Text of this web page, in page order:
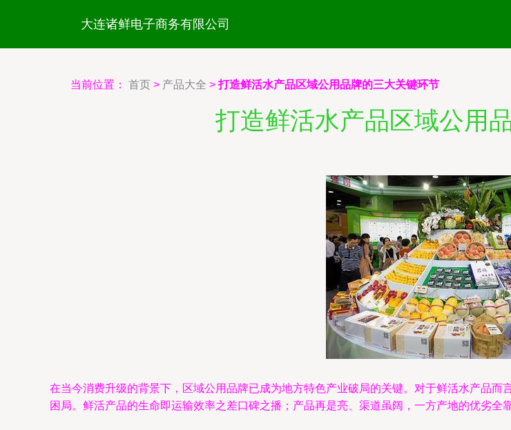
大连诸鲜电子商务有限公司
当前位置： 首页 > 产品大全 > 打造鲜活水产品区域公用品牌的三大关键环节
打造鲜活水产品区域公用
在当今消费升级的背景下，区域公用品牌已成为地方特色产业破局的关键。对于鲜活水产品而
困局。鲜活产品的生命即运输效率之差口碑之播；产品再是亮、渠道虽阔，一方产地的优劣全